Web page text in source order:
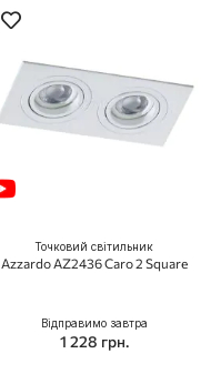
Точковий світильник
Azzardo AZ2436 Caro 2 Square
Відправимо завтра
1 228 грн.